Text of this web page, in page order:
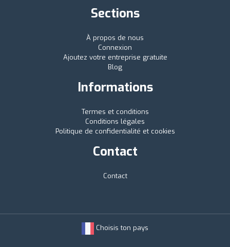
Sections
À propos de nous
Connexion
Ajoutez votre entreprise gratuite
Blog
Informations
Termes et conditions
Conditions légales
Politique de confidentialité et cookies
Contact
Contact
Choisis ton pays